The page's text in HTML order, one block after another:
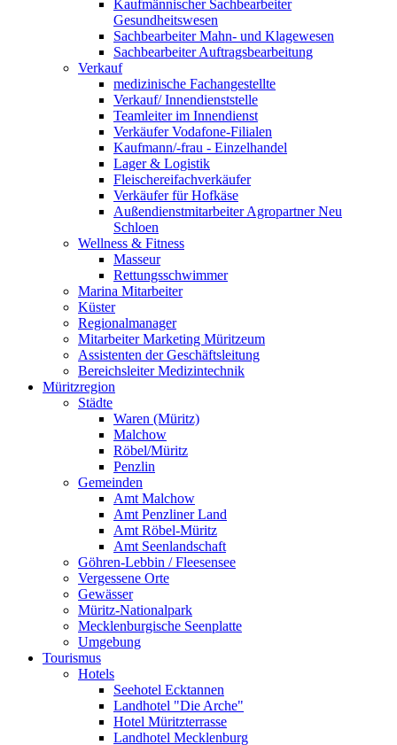
Kaufmännischer Sachbearbeiter
Gesundheitswesen
Sachbearbeiter Mahn- und Klagewesen
Sachbearbeiter Auftragsbearbeitung
Verkauf
medizinische Fachangestellte
Verkauf/ Innendienststelle
Teamleiter im Innendienst
Verkäufer Vodafone-Filialen
Kaufmann/-frau - Einzelhandel
Lager & Logistik
Fleischereifachverkäufer
Verkäufer für Hofkäse
Außendienstmitarbeiter Agropartner Neu
Schloen
Wellness & Fitness
Masseur
Rettungsschwimmer
Marina Mitarbeiter
Küster
Regionalmanager
Mitarbeiter Marketing Müritzeum
Assistenten der Geschäftsleitung
Bereichsleiter Medizintechnik
Müritzregion
Städte
Waren (Müritz)
Malchow
Röbel/Müritz
Penzlin
Gemeinden
Amt Malchow
Amt Penzliner Land
Amt Röbel-Müritz
Amt Seenlandschaft
Göhren-Lebbin / Fleesensee
Vergessene Orte
Gewässer
Müritz-Nationalpark
Mecklenburgische Seenplatte
Umgebung
Tourismus
Hotels
Seehotel Ecktannen
Landhotel "Die Arche"
Hotel Müritzterrasse
Landhotel Mecklenburg